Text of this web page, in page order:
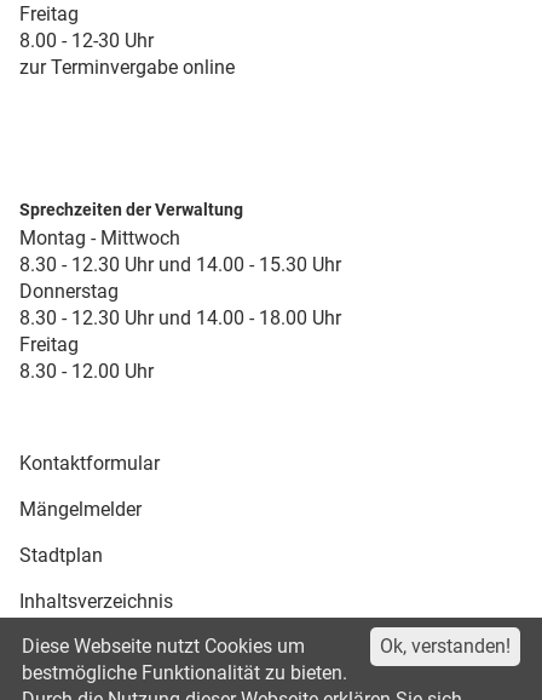
Freitag
8.00 - 12-30 Uhr
zur Terminvergabe online
Sprechzeiten der Verwaltung
Montag - Mittwoch
8.30 - 12.30 Uhr und 14.00 - 15.30 Uhr
Donnerstag
8.30 - 12.30 Uhr und 14.00 - 18.00 Uhr
Freitag
8.30 - 12.00 Uhr
Kontaktformular
Mängelmelder
Stadtplan
Inhaltsverzeichnis
Druckansicht
Ok, verstanden!
Diese Webseite nutzt Cookies um
bestmögliche Funktionalität zu bieten.